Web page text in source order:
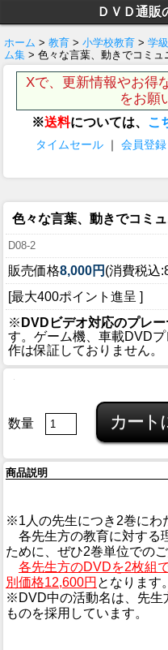
ＤＶＤ通販
ホーム > 教育 > 小学校教育 > 学
ム集 > 色々な言葉、動きでコミュ
Xで、更新情報やお得
をお願
※送料については、 こ
タイムセール ｜ 会員登録
色々な言葉、動きでコミ
D08-2
販売価格8,000円 (消費税込
[最大400ポイント進呈 ]
※ DVDビデオ対応のプレ
す。ゲーム機、車載DVD
作は保証しておりません。
数量
商品説明
※1人の先生につき2巻にわ
各先生方の教育に対する
ために、ぜひ2巻単位での
各先生方のDVDを2枚組
別価格12,600円 となります。
※DVD中の活動名は、先生
ものを採用しています。